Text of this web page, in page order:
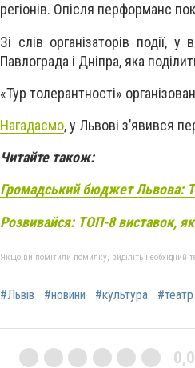
регіонів. Опісля перформанс
Зі слів організаторів події,
Павлограда і Дніпра, яка
«Тур толерантності»
Нагадаємо, у Львові з’явився
Читайте також:
Громадський бюджет Львова:
Розвивайся: ТОП-8 виставок,
Якщо ви помітили помилку, виділіть необхідний
#Львів #новини #культура #театр
0,0